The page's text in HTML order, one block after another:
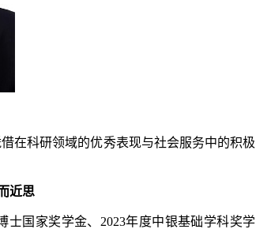
在科研领域的优秀表现与社会服务中的积极
近思
士国家奖学金、 2023年度中银基础学科奖学